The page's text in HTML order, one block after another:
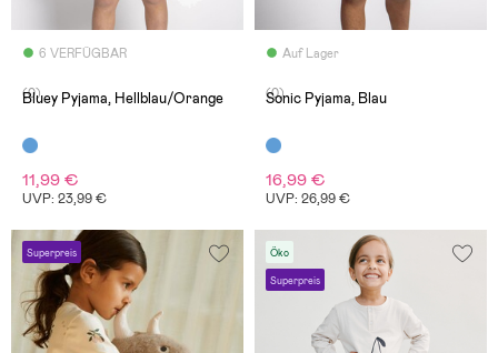
6 VERFÜGBAR
(0)
Bluey Pyjama, Hellblau/Orange
11,99 €
UVP: 23,99 €
Auf Lager
(0)
Sonic Pyjama, Blau
16,99 €
UVP: 26,99 €
Superpreis Öko
Superpreis